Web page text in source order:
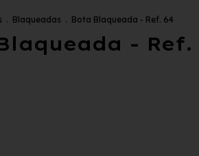
. Blaqueadas . Bota Blaqueada - Ref. 64
- Ref.